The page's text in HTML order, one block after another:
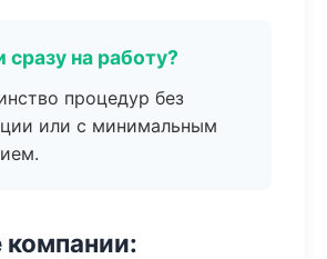
на работу?
процедур без
или с минимальным